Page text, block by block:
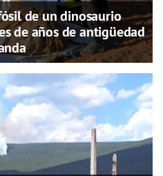
de un dinosaurio
de años de antigüedad